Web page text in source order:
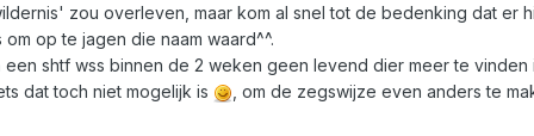
zou overleven, maar kom al snel tot de bedenking dat er
op te jagen die naam waard^^.
shtf wss binnen de 2 weken geen levend dier meer te vinden
dat toch niet mogelijk is
, om de zegswijze even anders te